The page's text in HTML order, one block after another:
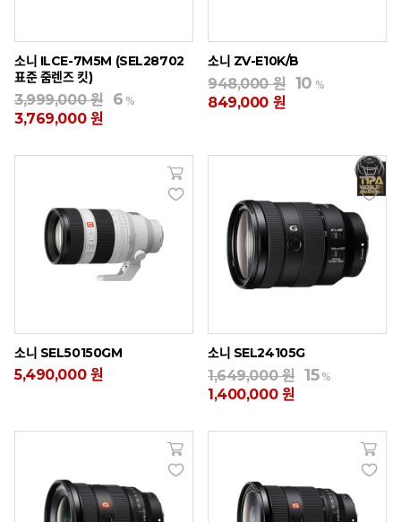
소니 ILCE-7M5M (SEL28702
표준 줌렌즈 킷)
3,999,000 원 6 %
3,769,000 원
소니 ZV-E10K/B
948,000 원 10 %
849,000 원
소니 SEL50150GM
5,490,000 원
소니 SEL24105G
1,649,000 원 15%
1,400,000 원